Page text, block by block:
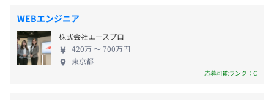
◆エンジニア400名以上
そのうち、本チームは12名で構成されています。
内訳：CAEエンジニア、MBDエンジニア、アプリケーショ
賞与：年2回（8月・12月）
まな手法を用いて、顧客の課題や要望に応える経験
を積めます。 常に最先端に身を置くことで技術力を
磨き、自動車の発展に貢献してきた当社。 そんなエ
イムだからこそ、世界に通用するエンジニアリング
技術力を身に付けることが可能です。 業務内容の傾
WEBエンジニア
株式会社エースプロ
420万 〜 700万円
東京都
応募可能ランク：C